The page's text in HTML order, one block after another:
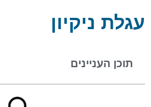
עגלת ניקיון
תוכן העניינים